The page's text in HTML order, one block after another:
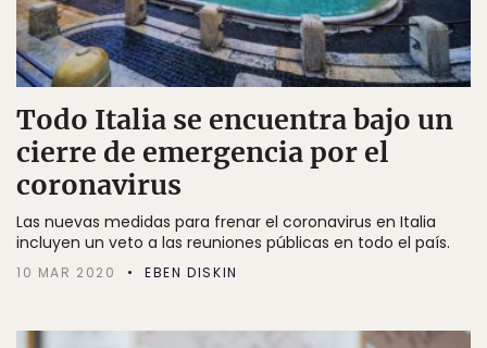
Todo Italia se encuentra bajo un
cierre de emergencia por el
coronavirus
Las nuevas medidas para frenar el coronavirus en Italia
incluyen un veto a las reuniones públicas en todo el país.
10 MAR 2020 EBEN DISKIN